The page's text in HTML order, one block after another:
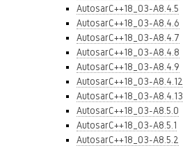
AutosarC++18_03-A8.4.5
AutosarC++18_03-A8.4.6
AutosarC++18_03-A8.4.7
AutosarC++18_03-A8.4.8
AutosarC++18_03-A8.4.9
AutosarC++18_03-A8.4.12
AutosarC++18_03-A8.4.13
AutosarC++18_03-A8.5.0
AutosarC++18_03-A8.5.1
AutosarC++18_03-A8.5.2